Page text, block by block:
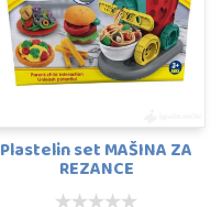
Plastelin set MAŠINA ZA
REZANCE